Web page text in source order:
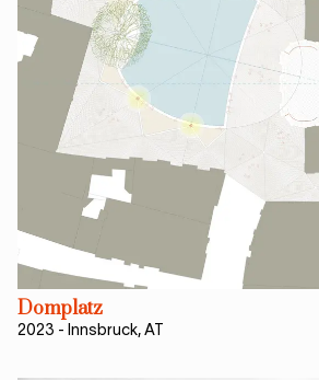
Domplatz
2023 - Innsbruck, AT